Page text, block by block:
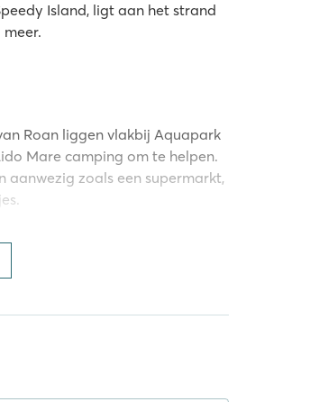
Island, ligt aan het strand
Roan liggen vlakbij Aquapark
Mare camping om te helpen.
zoals een supermarkt,
terecht in de juniorclub